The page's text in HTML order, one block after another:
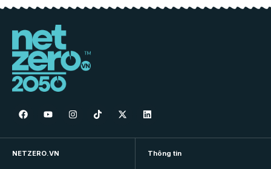
NETZERO.VN Thông tin